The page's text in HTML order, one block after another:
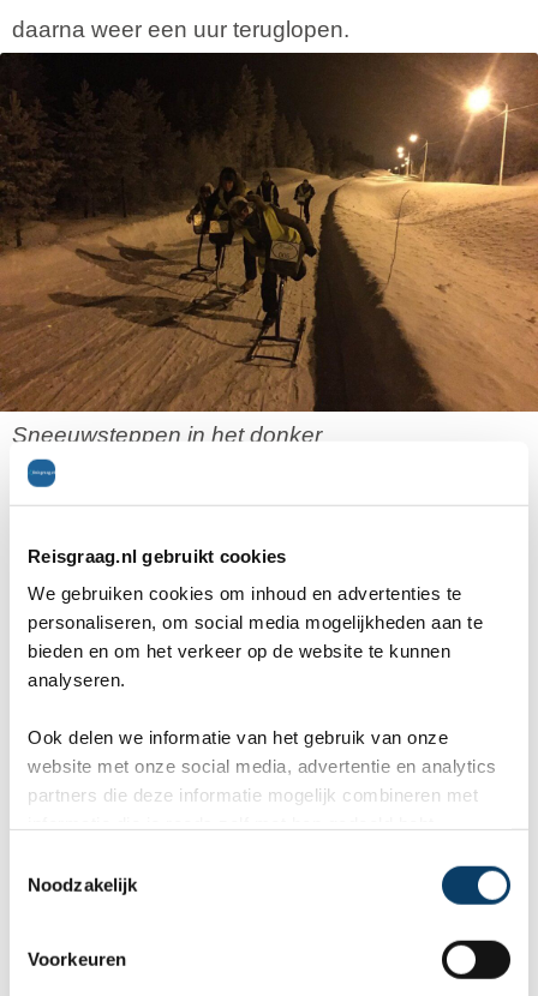
Reisgraag.nl gebruikt cookies
We gebruiken cookies om inhoud en advertenties te
personaliseren, om social media mogelijkheden aan te
bieden en om het verkeer op de website te kunnen
analyseren.
Ook delen we informatie van het gebruik van onze
website met onze social media, advertentie en analytics
partners die deze informatie mogelijk combineren met
Noodzakelijk
Voorkeuren
daarna weer een uur teruglopen.
Sneeuwsteppen in het donker
Het eten in Lapland is heel anders dan in
Nederland. We kregen de eerste dag
rendierpasta mee. Ik ben een erg moeilijke eter
helaas en de rendierpasta was niet echt mijn
ding. Tussen de excursies kreeg je ook te eten.
Met de huskyexcursie was dit rendiervlees met
aardappelen, wat wel erg lekker was. Hiernaast
we zelf worstjes braden. Brood is moeilijk te